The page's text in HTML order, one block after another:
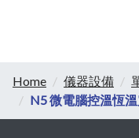
Home 儀器設備
N5 微電腦控溫恆